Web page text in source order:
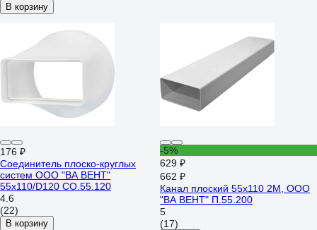
В корзину
176 ₽
Соединитель плоско-круглых
систем ООО "ВА ВЕНТ"
55х110/D120 СО.55.120
4.6
(22)
В корзину
-5%
629 ₽
662 ₽
Канал плоский 55x110 2М, ООО
"ВА ВЕНТ" П.55.200
5
(17)